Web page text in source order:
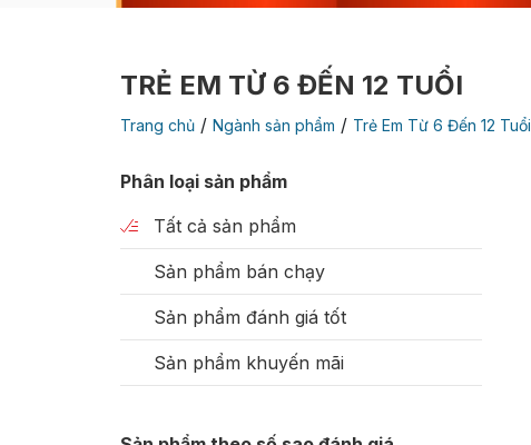
TRẺ EM TỪ 6 ĐẾN 12 TUỔI
Trang chủ / Ngành sản phẩm / Trẻ Em Từ 6 Đến 12 Tuổi
Phân loại sản phẩm
Tất cả sản phẩm
Sản phẩm bán chạy
Sản phẩm đánh giá tốt
Sản phẩm khuyến mãi